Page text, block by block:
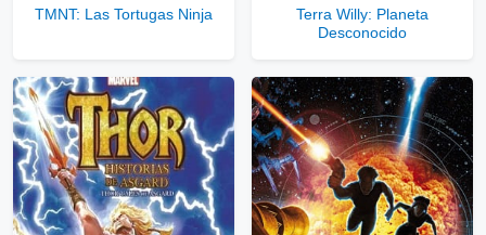
TMNT: Las Tortugas Ninja
Terra Willy: Planeta
Desconocido